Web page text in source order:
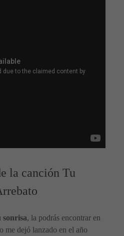
la canción Tu
sonrisa, la podrás encontrar en
me dejó lanzado en el año